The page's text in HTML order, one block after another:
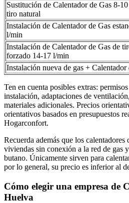
Sustitución de Calentador de Gas 8-
tiro natural
Instalación de Calentador de Gas
l/min
Instalación de Calentador de Gas de
forzado 14-17 l/min
Instalación nueva de gas + Calentador
Ten en cuenta posibles extras:
instalación, adaptaciones de
materiales adicionales. Precios
orientativos basados en presupuestos
Hogarconfort.
Recuerda además que los calentadores
viviendas sin conexión a la red de gas
butano. Únicamente sirven para
por lo general, su precio es inferior al
Cómo elegir una empresa de
Huelva